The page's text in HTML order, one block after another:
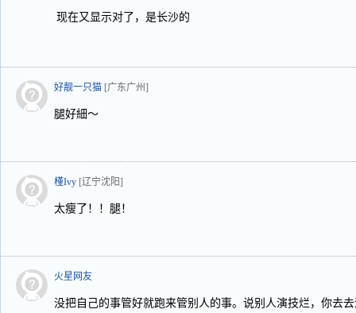
现在又显示对了，是长沙的
好靓一只猫 [广东广州]
腿好細～
槿Ivy [辽宁沈阳]
太瘦了！！腿！
火星网友
没把自己的事管好就跑来管别人的事。说别人演技烂，你去